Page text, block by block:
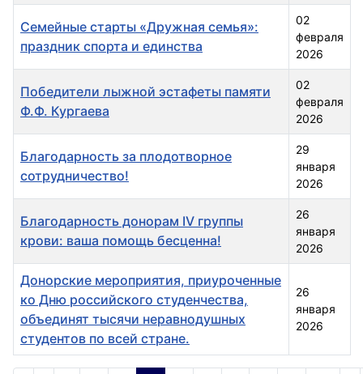
Материалы
Семейные старты «Дружная семья»:
праздник спорта и единства
02
февраля
2026
Победители лыжной эстафеты памяти
Ф.Ф. Кургаева
02
февраля
2026
Благодарность за плодотворное
сотрудничество!
29
января
2026
Благодарность донорам IV группы
крови: ваша помощь бесценна!
26
января
2026
Донорские мероприятия, приуроченные
ко Дню российского студенчества,
объединят тысячи неравнодушных
студентов по всей стране.
26
января
2026